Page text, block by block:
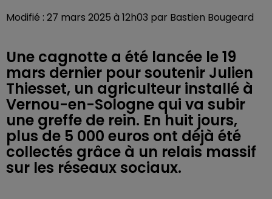
Modifié : 27 mars 2025 à 12h03 par Bastien Bougeard
Une cagnotte a été lancée le 19
mars dernier pour soutenir Julien
Thiesset, un agriculteur installé à
Vernou-en-Sologne qui va subir
une greffe de rein. En huit jours,
plus de 5 000 euros ont déjà été
collectés grâce à un relais massif
sur les réseaux sociaux.